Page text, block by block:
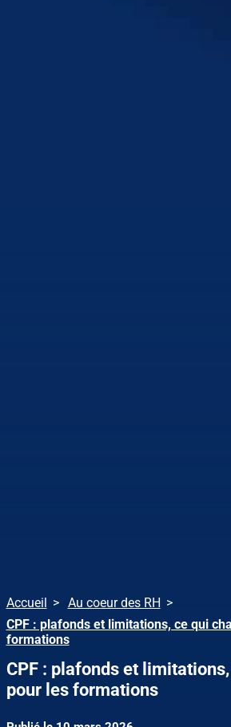
Accueil
Au coeur des RH
CPF : plafonds et limitations, ce qui
formations
CPF : plafonds et
pour les formations